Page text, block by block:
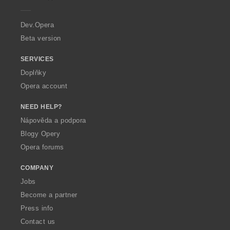
a
Dev.Opera
Beta version
SERVICES
Doplňky
Opera account
NEED HELP?
Nápověda a podpora
Blogy Opery
Opera forums
COMPANY
Jobs
Become a partner
Press info
Contact us